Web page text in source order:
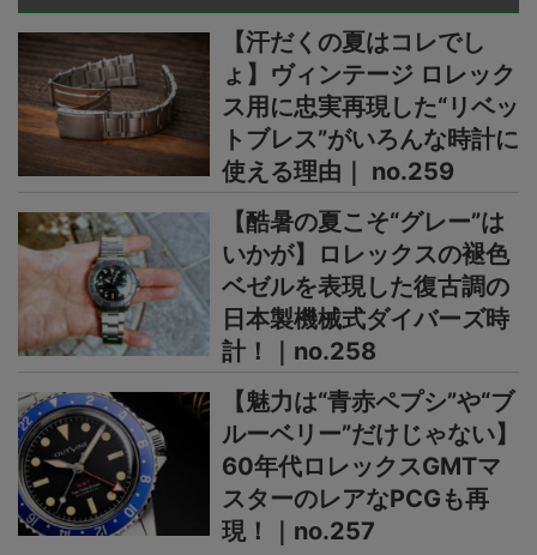
【汗だくの夏はコレでし
ょ】ヴィンテージ ロレック
ス用に忠実再現した“リベッ
トブレス”がいろんな時計に
使える理由｜ no.259
【酷暑の夏こそ“グレー”は
いかが】ロレックスの褪色
ベゼルを表現した復古調の
日本製機械式ダイバーズ時
計！｜no.258
【魅力は“青赤ペプシ”や“ブ
ルーベリー”だけじゃない】
60年代ロレックスGMTマ
スターのレアなPCGも再
現！｜no.257